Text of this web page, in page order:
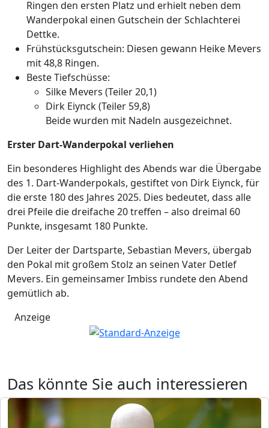
Ringen den ersten Platz und erhielt neben dem
Wanderpokal einen Gutschein der Schlachterei
Dettke.
Frühstücksgutschein: Diesen gewann Heike Mevers
mit 48,8 Ringen.
Beste Tiefschüsse:
Silke Mevers (Teiler 20,1)
Dirk Eiynck (Teiler 59,8)
Beide wurden mit Nadeln ausgezeichnet.
Erster Dart-Wanderpokal verliehen
Ein besonderes Highlight des Abends war die Übergabe
des 1. Dart-Wanderpokals, gestiftet von Dirk Eiynck, für
die erste 180 des Jahres 2025. Dies bedeutet, dass alle
drei Pfeile die dreifache 20 treffen – also dreimal 60
Punkte, insgesamt 180 Punkte.
Der Leiter der Dartsparte, Sebastian Mevers, übergab
den Pokal mit großem Stolz an seinen Vater Detlef
Mevers. Ein gemeinsamer Imbiss rundete den Abend
gemütlich ab.
Anzeige
Das könnte Sie auch interessieren